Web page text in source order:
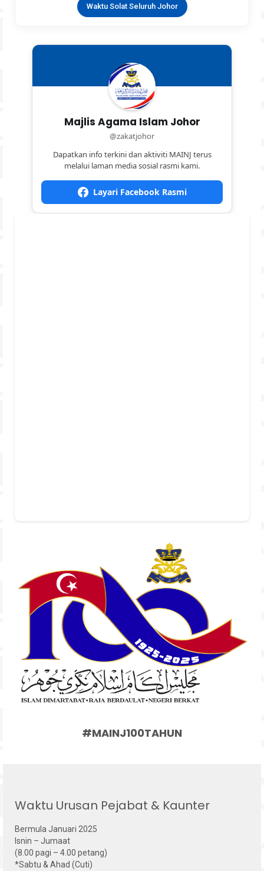
Waktu Solat Seluruh Johor
Majlis Agama Islam Johor
@zakatjohor
Dapatkan info terkini dan aktiviti MAINJ terus
melalui laman media sosial rasmi kami.
Layari Facebook Rasmi
#MAINJ100TAHUN
Waktu Urusan Pejabat & Kaunter
Bermula Januari 2025
Isnin – Jumaat
(8.00 pagi – 4.00 petang)
*Sabtu & Ahad (Cuti)